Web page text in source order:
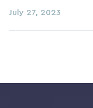
July 27, 2023